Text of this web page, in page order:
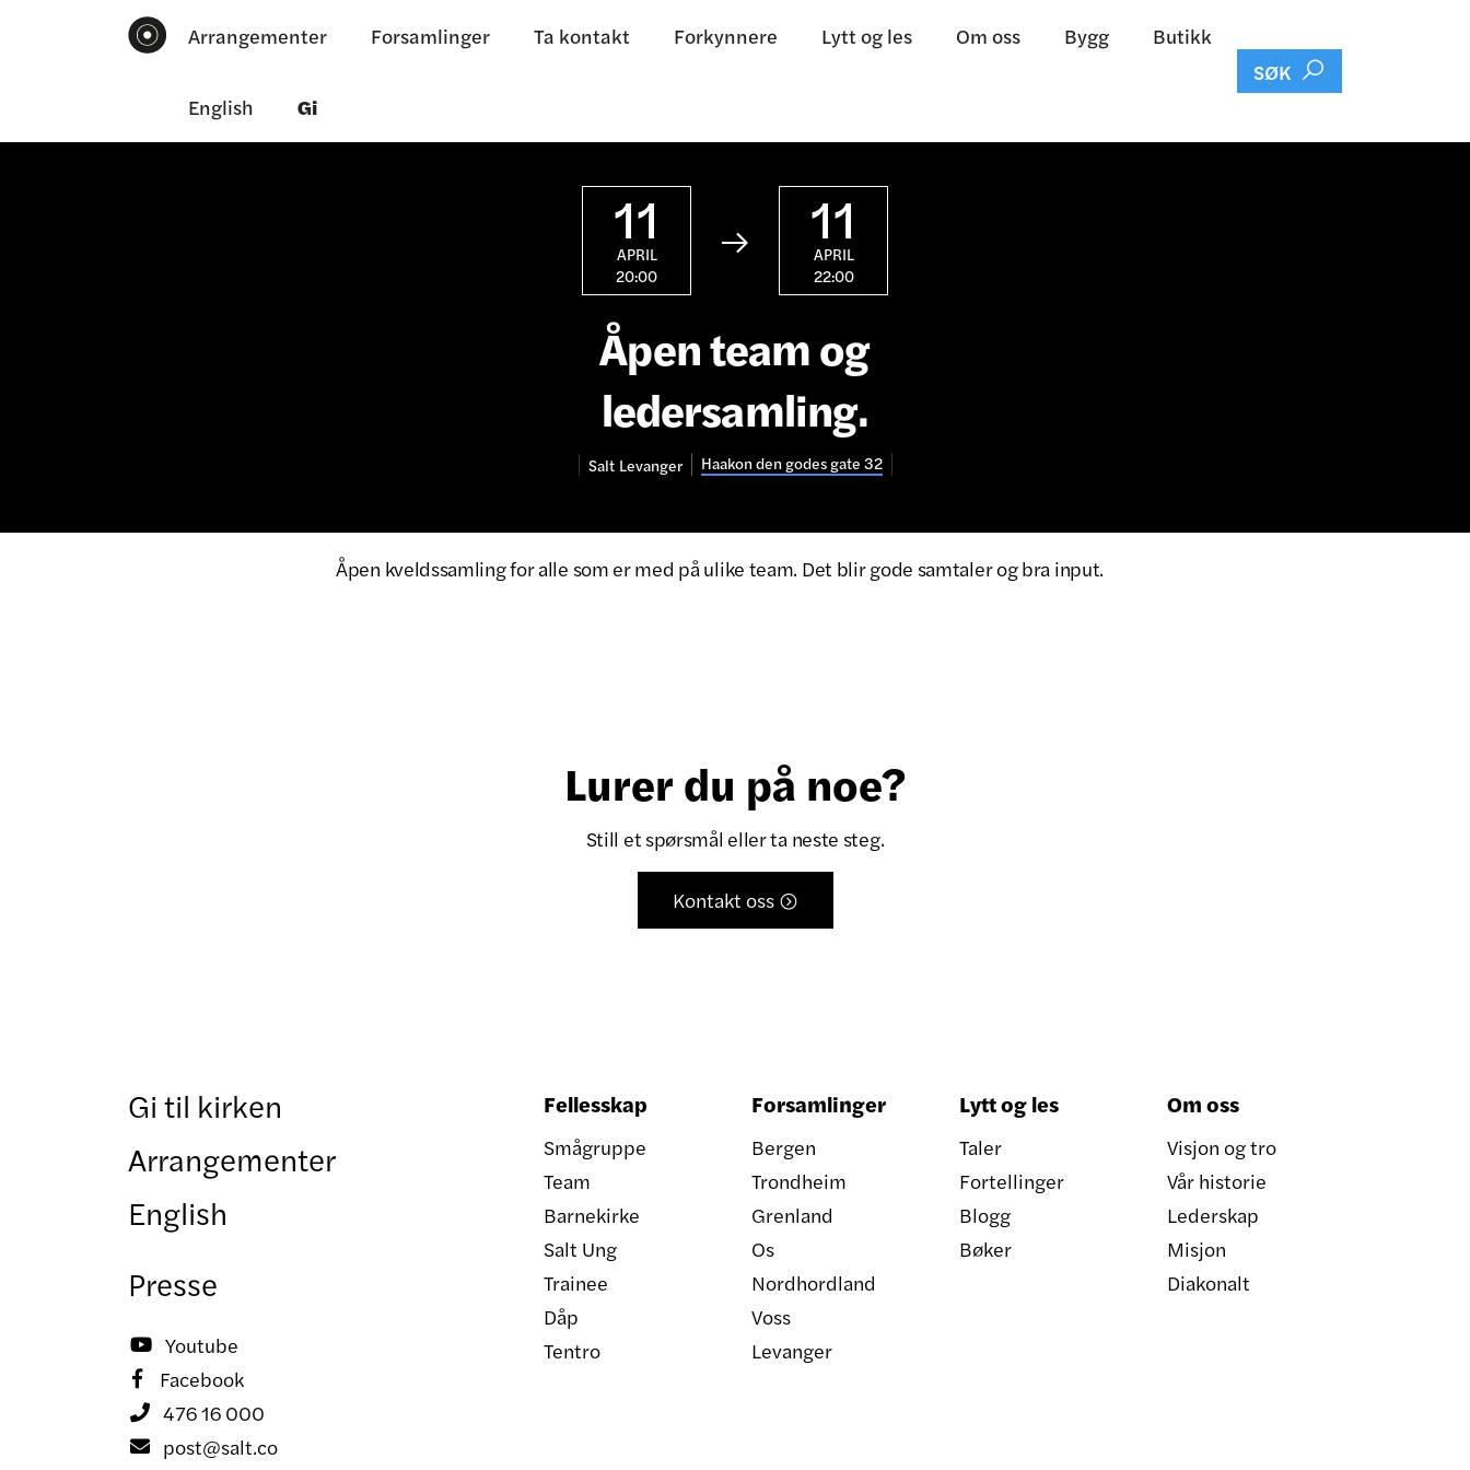
Arrangementer Forsamlinger Ta kontakt Forkynnere Lytt og les Om oss Bygg Butikk
English Gi
SØK 
11
APRIL
20:00
 11
APRIL
22:00
Åpen team og
ledersamling.
Salt Levanger Haakon den godes gate 32
Åpen kveldssamling for alle som er med på ulike team. Det blir gode samtaler og bra input.
Lurer du på noe?
Still et spørsmål eller ta neste steg.
Kontakt oss 
Gi til kirken
Arrangementer
English
Presse
 Youtube
 Facebook
 476 16 000
 post@salt.co
Fellesskap
Smågruppe
Team
Barnekirke
Salt Ung
Trainee
Dåp
Tentro
Forsamlinger
Bergen
Trondheim
Grenland
Os
Nordhordland
Voss
Levanger
Lytt og les
Taler
Fortellinger
Blogg
Bøker
Om oss
Visjon og tro
Vår historie
Lederskap
Misjon
Diakonalt